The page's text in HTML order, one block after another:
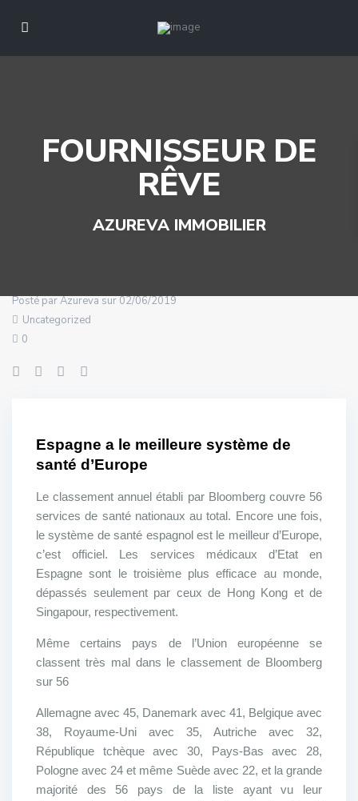
FOURNISSEUR DE
RÊVE
AZUREVA IMMOBILIER
Posté par Azureva sur 02/06/2019
Uncategorized
0
Espagne a le meilleure système de
santé d’Europe
Le classement annuel établi par Bloomberg couvre 56
services de santé nationaux au total. Encore une fois,
le système de santé espagnol est le meilleur d’Europe,
c’est officiel. Les services médicaux d’Etat en
Espagne sont le troisième plus efficace au monde,
dépassés seulement par ceux de Hong Kong et de
Singapour, respectivement.
Même certains pays de l’Union européenne se
classent très mal dans le classement de Bloomberg
sur 56
Allemagne avec 45, Danemark avec 41, Belgique avec
38, Royaume-Uni avec 35, Autriche avec 32,
République tchèque avec 30, Pays-Bas avec 28,
Pologne avec 24 et même Suède avec 22, et la grande
majorité des 56 pays de la liste ayant vu leur